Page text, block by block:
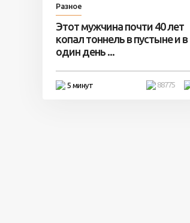
Разное
Этот мужчина почти 40 лет
копал тоннель в пустыне и в
один день ...
5 минут 88775